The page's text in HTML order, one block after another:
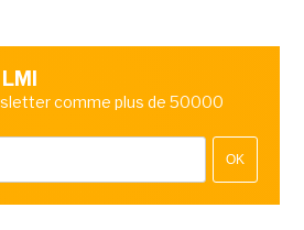
comme plus de 50000
OK